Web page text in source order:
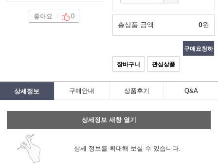
좋아요 0
총상품 금액 0원
장바구니 관심상품
구매요청하
상세정보 구매안내 상품후기 Q&A
상세정보 새창 열기
상세 정보를 확대해 보실 수 있습니다.